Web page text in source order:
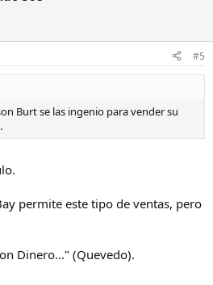
#5
Burt se las ingenio para vender su
permite este tipo de ventas, pero
Dinero..." (Quevedo).